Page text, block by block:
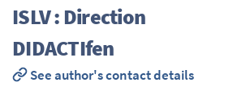
ISLV : Direction
DIDACTIfen
See author's contact details